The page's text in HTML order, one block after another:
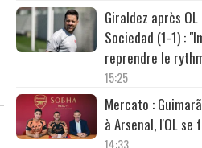
Giraldez après
Sociedad (1-1) :
reprendre le
15:25
Mercato :
à Arsenal, l'OL
14:33